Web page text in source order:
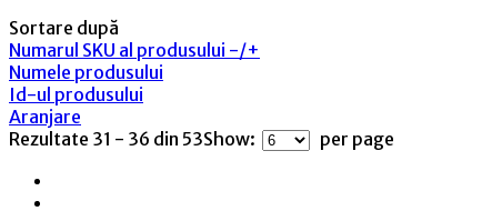
Sortare după
Numarul SKU al produsului -/+
Numele produsului
Id-ul produsului
Aranjare
Rezultate 31 - 36 din 53Show: per page